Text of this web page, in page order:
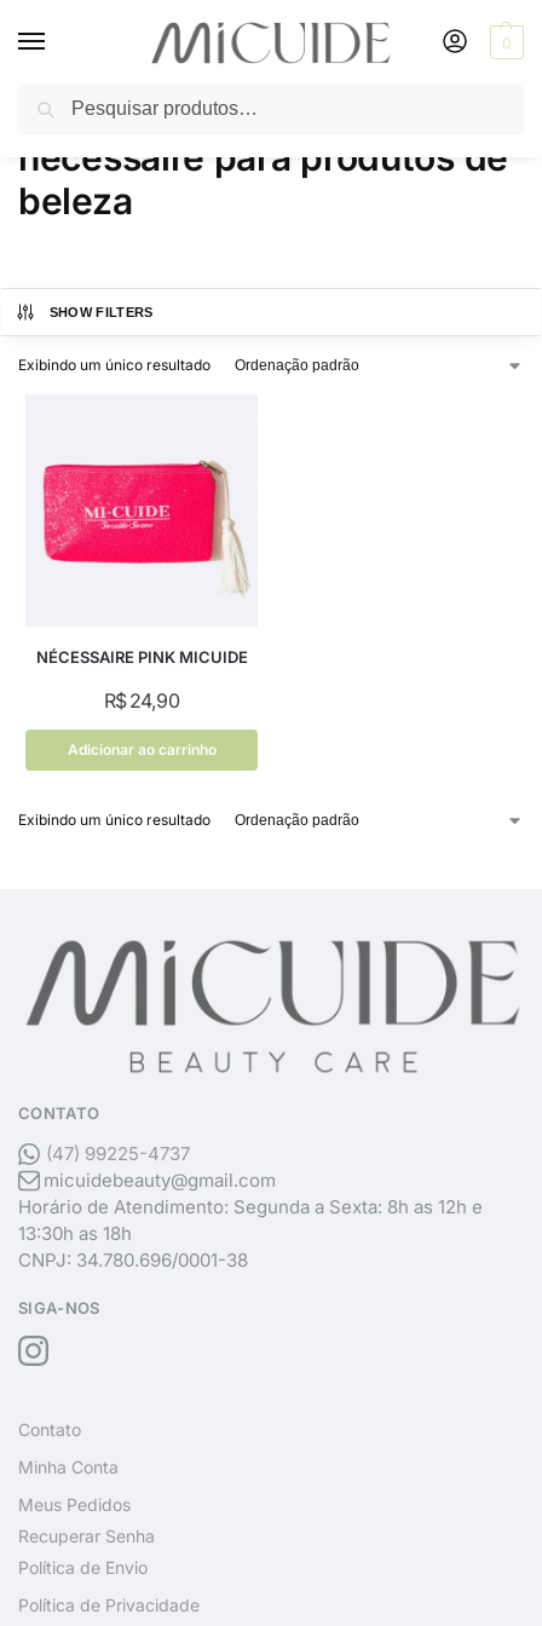
0
Início Produtos marcados com a tag “necessaire para produtos de beleza”
necessaire para produtos de
beleza
SHOW FILTERS
Exibindo um único resultado
NÉCESSAIRE PINK MICUIDE
R$24,90
Adicionar ao carrinho
Exibindo um único resultado
CONTATO
(47) 99225-4737
micuidebeauty@gmail.com
Horário de Atendimento: Segunda a Sexta: 8h as 12h e
13:30h as 18h
CNPJ: 34.780.696/0001-38
SIGA-NOS
Contato
Minha Conta
Meus Pedidos
Recuperar Senha
Política de Envio
Política de Privacidade